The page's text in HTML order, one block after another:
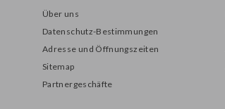
Über uns
Datenschutz-Bestimmungen
Adresse und Öffnungszeiten
Sitemap
Partnergeschäfte